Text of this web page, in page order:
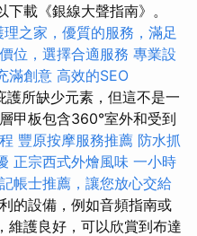
載《銀線大聲指南》。
理之家，優質的服務，滿足
位，選擇合適服務 專業設
滿創意 高效的SEO
護所缺少元素，但這不是一
甲板包含360°室外和受到
豐原按摩服務推薦 防水抓
正宗西式外燴風味 一小時
帳士推薦，讓您放心交給
的設備，例如音頻指南或
維護良好，可以欣賞到布達